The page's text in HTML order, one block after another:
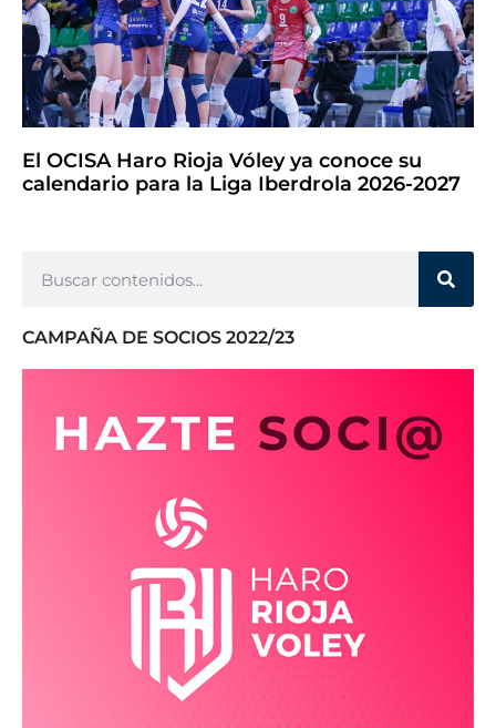
El OCISA Haro Rioja Vóley ya conoce su
calendario para la Liga Iberdrola 2026-2027
CAMPAÑA DE SOCIOS 2022/23